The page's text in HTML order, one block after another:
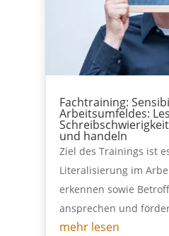
Fachtraining:
Arbeitsumfeldes:
und handeln
Ziel des Trainings ist
Literalisierung im
erkennen sowie
ansprechen und
mehr lesen